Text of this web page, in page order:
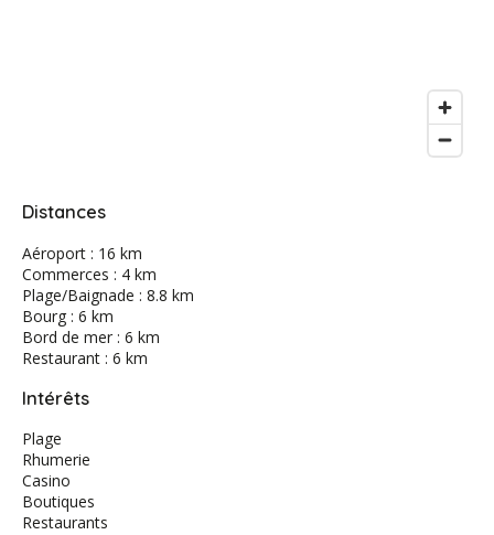
Distances
Aéroport : 16 km
Commerces : 4 km
Plage/Baignade : 8.8 km
Bourg : 6 km
Bord de mer : 6 km
Restaurant : 6 km
Intérêts
Plage
Rhumerie
Casino
Boutiques
Restaurants